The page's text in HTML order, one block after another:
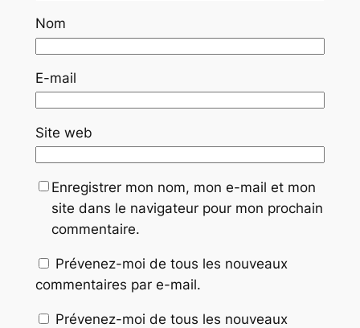
Nom
E-mail
Site web
Enregistrer mon nom, mon e-mail et mon
site dans le navigateur pour mon prochain
commentaire.
Prévenez-moi de tous les nouveaux
commentaires par e-mail.
Prévenez-moi de tous les nouveaux